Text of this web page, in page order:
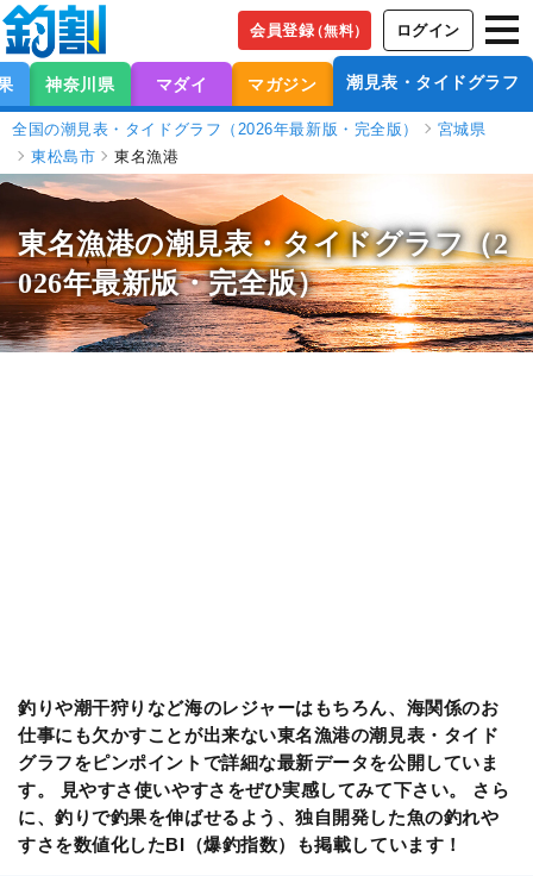
会員登録（無料） ログイン
神奈川県 マダイ マガジン 潮見表・タイドグラフ
全国の潮見表・タイドグラフ（2026年最新版・完全版）
宮城県
東松島市
東名漁港
東名漁港の潮見表・タイドグラフ（2
026年最新版・完全版）
釣りや潮干狩りなど海のレジャーはもちろん、海関係のお
仕事にも欠かすことが出来ない東名漁港の潮見表・タイド
グラフをピンポイントで詳細な最新データを公開していま
す。 見やすさ使いやすさをぜひ実感してみて下さい。 さら
に、釣りで釣果を伸ばせるよう、独自開発した魚の釣れや
すさを数値化したBI（爆釣指数）も掲載しています！